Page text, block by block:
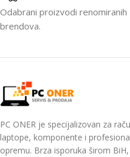
Odabrani proizvodi renomiranih
brendova.
PC ONER je specijalizovan za
laptope, komponente i
opremu. Brza isporuka širom